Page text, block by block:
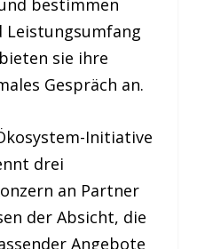
bestimmen
Leistungsumfang
sie ihre
Gespräch an.
Initiative
drei
an Partner
der Absicht, die
Angebote